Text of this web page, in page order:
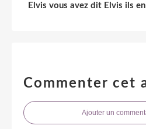
Elvis vous avez dit Elvis ils
Commenter cet
Ajouter un